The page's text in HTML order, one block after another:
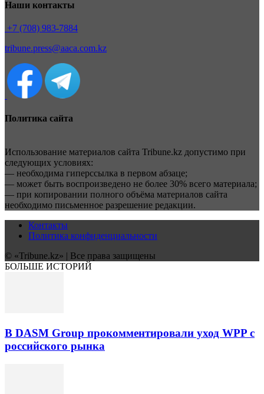
Наши контакты
+7 (708) 983-7884
tribune.press@aaca.com.kz
Политика сайта
Использование материалов сайта Tribune.kz допустимо при
следующих условиях:
— необходима гиперссылка в первом абзаце;
— может быть воспроизведено не более 30% всего материала;
— при копировании полного объёма материалов сайта
необходимо письменное разрешение редакции.
Контакты
Политика конфиденциальности
© «Tribune.kz» | Все права защищены
БОЛЬШЕ ИСТОРИЙ
В DASM Group прокомментировали уход WPP с
российского рынка